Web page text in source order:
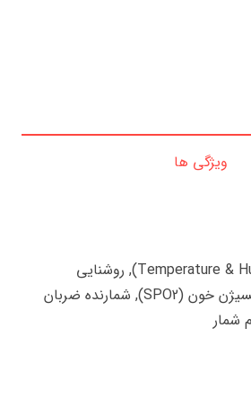
ویژگی ها
دما و رطوبت (Temperature & Humidity), روشنایی
(Lighting), سنجش اکسیژن خون (SPO2), شمارنده ضربان